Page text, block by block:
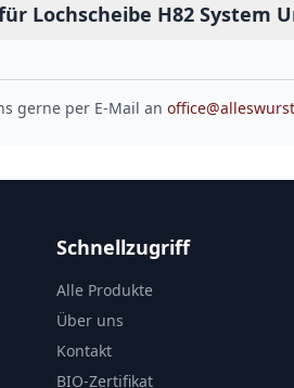
Lochscheibe H82 System
gerne per E-Mail an
Schnellzugriff
Alle Produkte
Über uns
Kontakt
BIO-Zertifikat